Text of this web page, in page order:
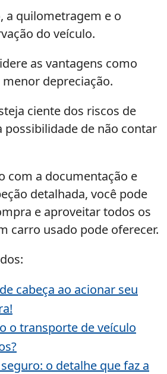
a quilometragem e o
do veículo.
as vantagens como
depreciação.
ciente dos riscos de
possibilidade de não contar
com a documentação e
detalhada, você pode
e aproveitar todos os
carro usado pode oferecer.
cabeça ao acionar seu
o transporte de veículo
o detalhe que faz a